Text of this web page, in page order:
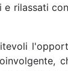
e rilassati